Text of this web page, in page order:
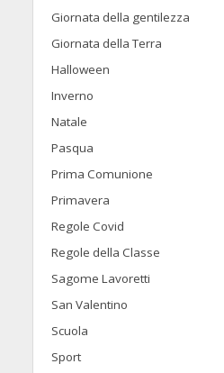
Giornata della gentilezza
Giornata della Terra
Halloween
Inverno
Natale
Pasqua
Prima Comunione
Primavera
Regole Covid
Regole della Classe
Sagome Lavoretti
San Valentino
Scuola
Sport